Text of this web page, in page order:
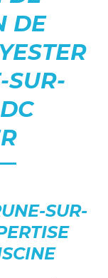
DE
SUR-
SUR-